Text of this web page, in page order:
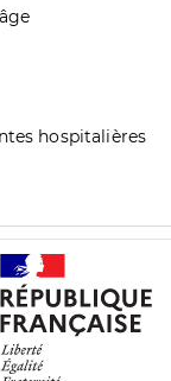
hospitalières